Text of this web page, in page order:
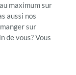
maximum sur
aussi nos
sur
de vous? Vous